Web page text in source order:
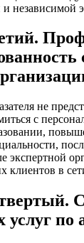
независимой
не
с
экспертной
клиентов в
по